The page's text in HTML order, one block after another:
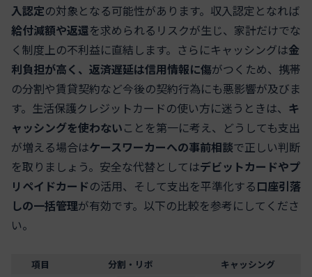
入認定の対象となる可能性があります。収入認定となれば
給付減額や返還を求められるリスクが生じ、家計だけでな
く制度上の不利益に直結します。さらにキャッシングは金
利負担が高く、返済遅延は信用情報に傷がつくため、携帯
の分割や賃貸契約など今後の契約行為にも悪影響が及びま
す。生活保護クレジットカードの使い方に迷うときは、 キ
ャッシングを使わないことを第一に考え、どうしても支出
が増える場合はケースワーカーへの事前相談で正しい判断
を取りましょう。安全な代替としてはデビットカードやプ
リペイドカードの活用、そして支出を平準化する口座引落
しの一括管理が有効です。以下の比較を参考にしてくださ
い。
項目 分割・リボ
キャッシング